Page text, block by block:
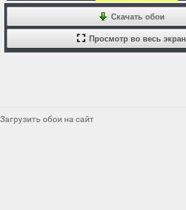
Скачать обои
Просмотр во весь экран
Загрузить обои на сайт